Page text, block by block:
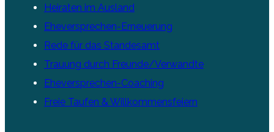
Heiraten im Ausland
Eheversprechen-Erneuerung
Rede für das Standesamt
Trauung durch Freunde/Verwandte
Eheversprechen-Coaching
Freie Taufen & Willkommensfeiern